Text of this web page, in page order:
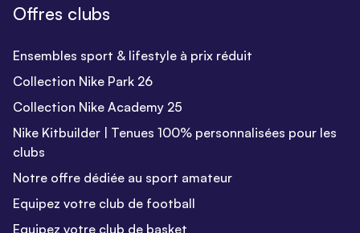
Offres clubs
Ensembles sport & lifestyle à prix réduit
Collection Nike Park 26
Collection Nike Academy 25
Nike Kitbuilder | Tenues 100% personnalisées pour les
clubs
Notre offre dédiée au sport amateur
Equipez votre club de football
Equipez votre club de basket